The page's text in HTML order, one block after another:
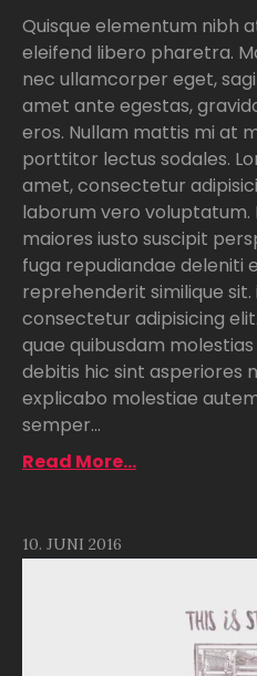
Quisque elementum nibh
eleifend libero pharetra.
nec ullamcorper eget,
amet ante egestas,
eros. Nullam mattis mi at
porttitor lectus sodales.
amet, consectetur
laborum vero voluptatum.
maiores iusto suscipit
fuga repudiandae deleniti
reprehenderit similique
consectetur adipisicing
quae quibusdam
debitis hic sint asperiores
explicabo molestiae
semper...
Read More...
10. JUNI 2016